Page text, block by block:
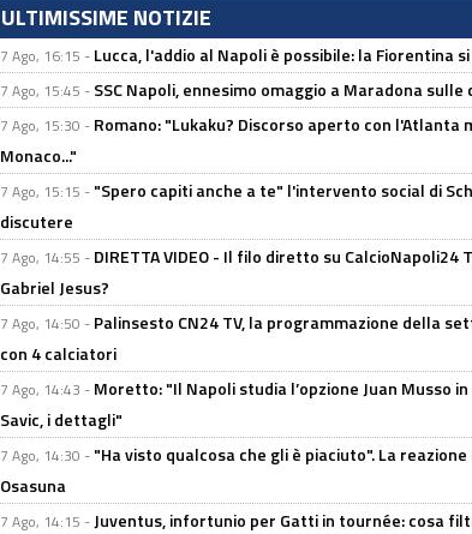
ULTIMISSIME NOTIZIE
7 Ago, 16:15 - Lucca, l'addio al Napoli è possibile: la Fiorentina
7 Ago, 15:45 - SSC Napoli, ennesimo omaggio a Maradona
7 Ago, 15:30 - Romano: "Lukaku? Discorso aperto con l'Atlanta
Monaco..."
7 Ago, 15:15 - "Spero capiti anche a te" l'intervento social di
discutere
7 Ago, 14:55 - DIRETTA VIDEO - Il filo diretto su CalcioNapoli24
Gabriel Jesus?
7 Ago, 14:50 - Palinsesto CN24 TV, la programmazione della
con 4 calciatori
7 Ago, 14:43 - Moretto: "Il Napoli studia l’opzione Juan Musso
Savic, i dettagli"
7 Ago, 14:30 - "Ha visto qualcosa che gli è piaciuto". La
Osasuna
7 Ago, 14:15 - Juventus, infortunio per Gatti in tournée: cosa